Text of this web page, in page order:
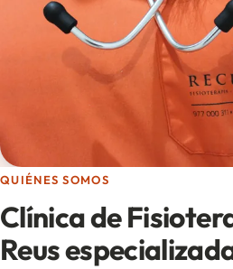
QUIÉNES SOMOS
Clínica de
Reus